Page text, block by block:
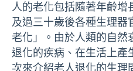
人的老化包括隨著年齡增
及過三十歲後各種生理器
老化」。由於人類的自然
退化的疾病、在生活上產
次來介紹老人退化的生理